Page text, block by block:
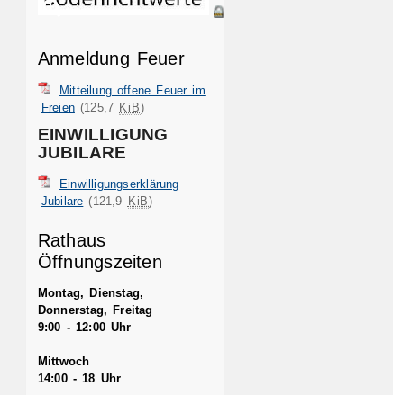
Anmeldung Feuer
Mitteilung offene Feuer im
Freien (125,7 KiB)
EINWILLIGUNG
JUBILARE
Einwilligungserklärung
Jubilare (121,9 KiB)
Rathaus
Öffnungszeiten
Montag, Dienstag,
Donnerstag, Freitag
9:00 - 12:00 Uhr
Mittwoch
14:00 - 18 Uhr